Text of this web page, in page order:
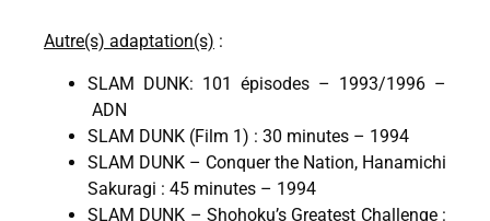
Autre(s) adaptation(s) :
SLAM DUNK: 101 épisodes – 1993/1996 –
ADN
SLAM DUNK (Film 1) : 30 minutes – 1994
SLAM DUNK – Conquer the Nation, Hanamichi
Sakuragi : 45 minutes – 1994
SLAM DUNK – Shohoku’s Greatest Challenge :